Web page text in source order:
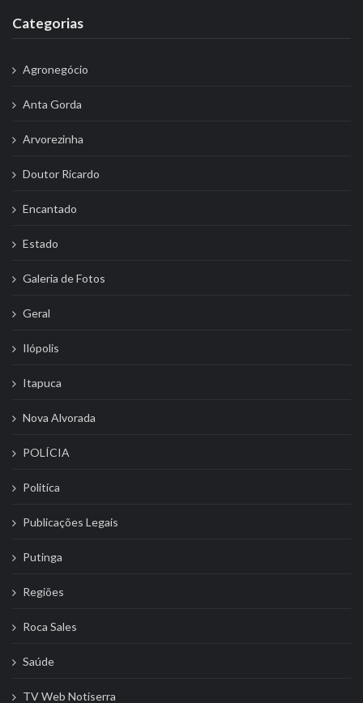
Categorias
Agronegócio
Anta Gorda
Arvorezinha
Doutor Ricardo
Encantado
Estado
Galeria de Fotos
Geral
Ilópolis
Itapuca
Nova Alvorada
POLÍCIA
Politíca
Publicações Legais
Putinga
Regiões
Roca Sales
Saúde
TV Web Notiserra